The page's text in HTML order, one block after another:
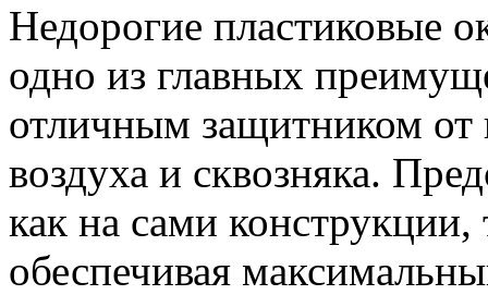
Недорогие пластиковые
одно из главных
отличным защитником от
воздуха и сквозняка.
как на сами конструкции,
обеспечивая